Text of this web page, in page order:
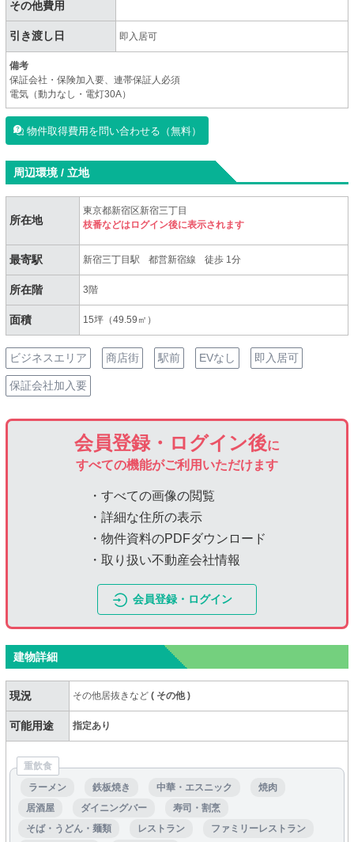
その他費用
引き渡し日 即入居可
備考
保証会社・保険加入要、連帯保証人必須
電気（動力なし・電灯30A）
物件取得費用を問い合わせる（無料）
周辺環境 / 立地
所在地
東京都新宿区新宿三丁目
枝番などはログイン後に表示されます
最寄駅 新宿三丁目駅 都営新宿線 徒歩 1分
所在階 3階
面積 15坪（49.59㎡）
ビジネスエリア 商店街 駅前 EVなし 即入居可
保証会社加入要
会員登録・ログイン後に
すべての機能がご利用いただけます
・すべての画像の閲覧
・詳細な住所の表示
・物件資料のPDFダウンロード
・取り扱い不動産会社情報
会員登録・ログイン
建物詳細
現況 その他居抜きなど( その他)
可能用途 指定あり
重飲食
ラーメン
鉄板焼き 中華・エスニック
焼肉
居酒屋
ダイニングバー
寿司・割烹
そば・うどん・麺類
レストラン
ファミリーレストラン